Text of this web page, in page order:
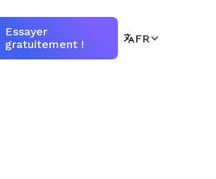
Essayer
gratuitement !
FR